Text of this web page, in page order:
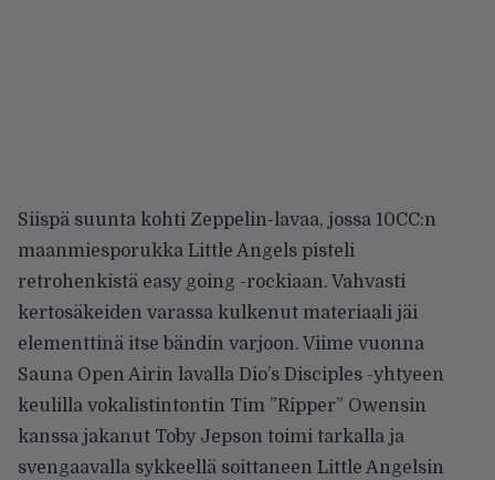
Siispä suunta kohti Zeppelin-lavaa, jossa 10CC:n
maanmiesporukka Little Angels pisteli
retrohenkistä easy going -rockiaan. Vahvasti
kertosäkeiden varassa kulkenut materiaali jäi
elementtinä itse bändin varjoon. Viime vuonna
Sauna Open Airin lavalla Dio’s Disciples -yhtyeen
keulilla vokalistintontin Tim ”Ripper” Owensin
kanssa jakanut Toby Jepson toimi tarkalla ja
svengaavalla sykkeellä soittaneen Little Angelsin